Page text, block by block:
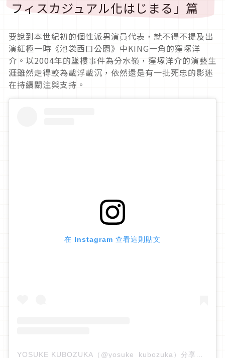
フィスカジュアル化はじまる」篇
要說到本世紀初的個性派男演員代表，就不得不提及出
演紅極一時《池袋西口公園》中KING一角的窪塚洋
介。以2004年的墜樓事件為分水嶺，窪塚洋介的演藝生
涯雖然走得較為載浮載沉，依然還是有一批死忠的影迷
在持續關注與支持。
在 Instagram 查看這則貼文